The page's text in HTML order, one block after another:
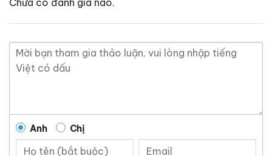
Chưa có đánh giá nào.
Anh Chị